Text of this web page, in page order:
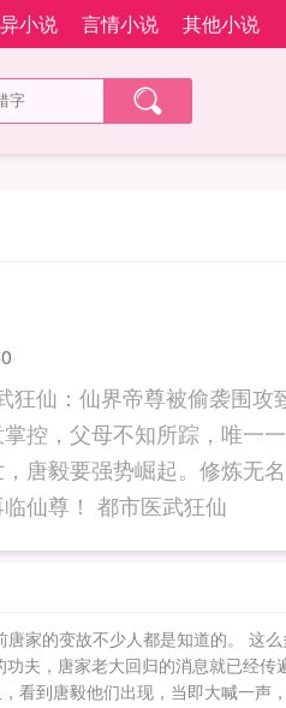
小说 言情小说 其他小说
仙：仙界帝尊被偷袭围攻
控，父母不知所踪，唯一
唐毅要强势崛起。修炼无
威，逍遥都市！赘婿又如何？且看唐毅如何再临仙尊！ 都市医武狂仙
家的变故不少人都是知道的。 这
夫，唐家老大回归的消息就已经
到唐毅他们出现，当即大喊一声